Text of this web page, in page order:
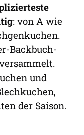
: von A wie
Backbuch-
und
der Saison.